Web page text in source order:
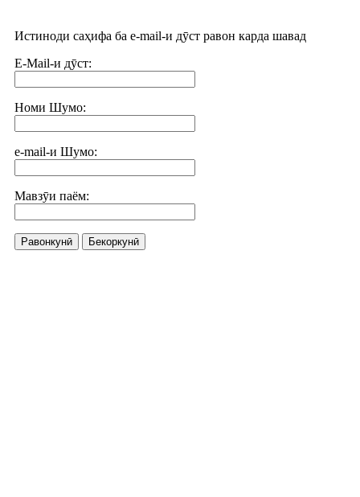
Истиноди саҳифа ба e-mail-и дӯст равон карда шавад
E-Mail-и дӯст:
Номи Шумо:
e-mail-и Шумо:
Мавзӯи паём:
Равонкунӣ Бекоркунӣ